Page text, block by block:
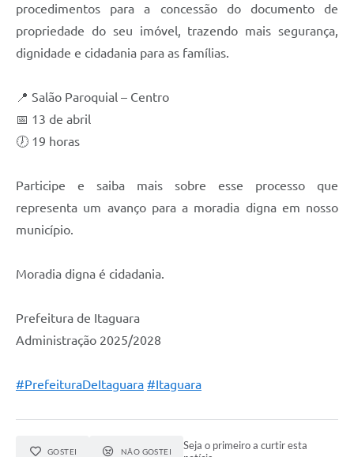
procedimentos para a concessão do documento de
propriedade do seu imóvel, trazendo mais segurança,
dignidade e cidadania para as famílias.
📍 Salão Paroquial – Centro
📅 13 de abril
🕖 19 horas
Participe e saiba mais sobre esse processo que
representa um avanço para a moradia digna em nosso
município.
Moradia digna é cidadania.
Prefeitura de Itaguara
Administração 2025/2028
#PrefeituraDeItaguara #Itaguara
GOSTEI NÃO GOSTEI
Seja o primeiro a curtir esta